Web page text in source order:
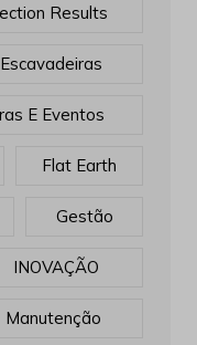
Results
Escavadeiras
E Eventos
Flat Earth
Gestão
INOVAÇÃO
Manutenção